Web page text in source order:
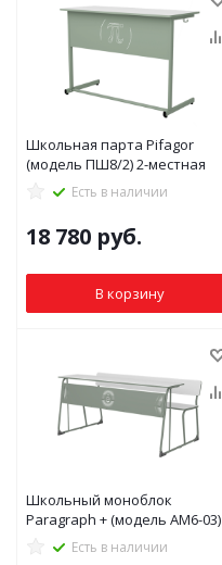
Школьная парта Pifagor
(модель ПШ8/2) 2-местная
Есть в наличии
18 780 руб.
В корзину
Школьный моноблок
Paragraph + (модель АМ6-03)
Есть в наличии